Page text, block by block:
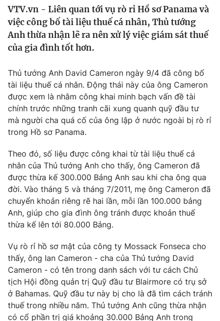
Thế giới
Tin tức
Thế giới đó đây
Câu chuyện quốc tế
Tài chính
Thị trường
Góc doanh nghiệp
Dữ liệu và đời sống
Truyền hình
Phim VTV
Hậu trường
Nhân vật
Khán giả
Giải sao mai
Điện ảnh
Âm nhạc
Sao
Đời sống
Du lịch
Làm đẹp
Giáo dục
Tuyển sinh
Học trực tuyến
Công nghệ
Hitech Công nghệ tương lai
Sản phẩm
Thị trường
Tư vấn
Giao lưu trực tuyến
Lịch phát sóng
VTV.vn - Liên quan tới vụ rò rỉ Hồ sơ Panama và
việc công bố tài liệu thuế cá nhân, Thủ tướng
Anh thừa nhận lẽ ra nên xử lý việc giám sát thuế
của gia đình tốt hơn.
Thủ tướng Anh David Cameron ngày 9/4 đã công bố
tài liệu thuế cá nhân. Động thái này của ông Cameron
được xem là nhằm công khai minh bạch vấn đề tài
chính trước những tranh cãi xung quanh quỹ đầu tư
mà người cha quá cố của ông lập ở nước ngoài bị rò rỉ
trong Hồ sơ Panama.
Theo đó, số liệu được công khai từ tài liệu thuế cá
nhân của Thủ tướng Anh cho thấy, ông Cameron đã
được thừa kế 300.000 Bảng Anh sau khi cha ông qua
đời. Vào tháng 5 và tháng 7/2011, mẹ ông Cameron đã
chuyển khoản riêng rẽ hai lần, mỗi lần 100.000 bảng
Anh, giúp cho gia đình ông tránh được khoản thuế
thừa kế lên tới 80.000 Bảng.
Vụ rò rỉ hồ sơ mật của công ty Mossack Fonseca cho
thấy, ông Ian Cameron - cha của Thủ tướng David
Cameron - có tên trong danh sách với tư cách Chủ
tịch Hội đồng quản trị Quỹ đầu tư Blairmore có trụ sở
ở Bahamas. Quỹ đầu tư này bị cho là đã tìm cách tránh
thuế trong nhiều năm. Thủ tướng Anh cũng thừa nhận
có cổ phần trị giá khoảng 30.000 Bảng Anh trong